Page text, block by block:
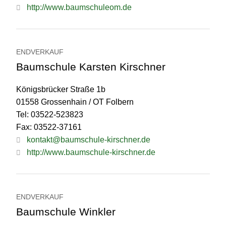
http://www.baumschuleom.de
ENDVERKAUF
Baumschule Karsten Kirschner
Königsbrücker Straße 1b
01558 Grossenhain / OT Folbern
Tel: 03522-523823
Fax: 03522-37161
kontakt@baumschule-kirschner.de
http://www.baumschule-kirschner.de
ENDVERKAUF
Baumschule Winkler